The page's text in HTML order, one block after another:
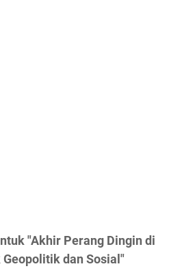
"Akhir Perang Dingin di
dan Sosial"